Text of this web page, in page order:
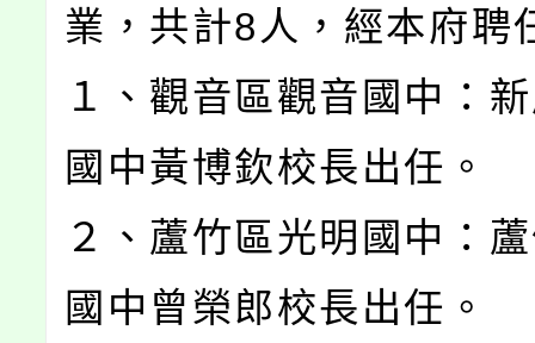
業，共計8人，經本府聘
１、觀音區觀音國中：
國中黃博欽校長出任。
２、蘆竹區光明國中：
國中曾榮郎校長出任。